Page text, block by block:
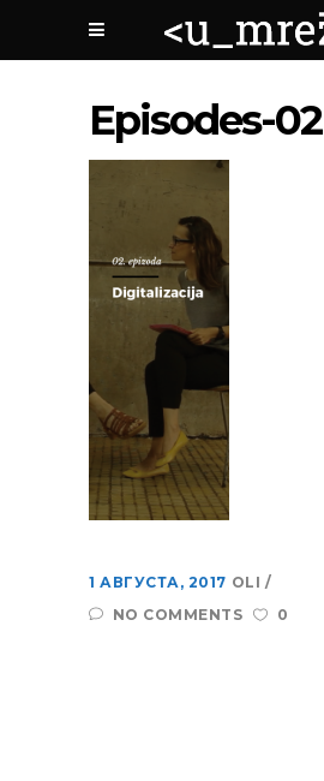
Episodes-02
1 АВГУСТА, 2017 OLI
NO COMMENTS
0